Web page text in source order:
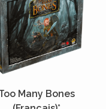
Many Bones